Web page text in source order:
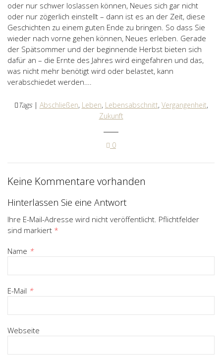
oder nur schwer loslassen können, Neues sich gar nicht
oder nur zögerlich einstellt – dann ist es an der Zeit, diese
Geschichten zu einem guten Ende zu bringen. So dass Sie
wieder nach vorne gehen können, Neues erleben. Gerade
der Spätsommer und der beginnende Herbst bieten sich
dafür an – die Ernte des Jahres wird eingefahren und das,
was nicht mehr benötigt wird oder belastet, kann
verabschiedet werden….
Tags| Abschließen, Leben, Lebensabschnitt, Vergangenheit,
Zukunft
0
Keine Kommentare vorhanden
Hinterlassen Sie eine Antwort
Ihre E-Mail-Adresse wird nicht veröffentlicht. Pflichtfelder
sind markiert *
Name *
E-Mail *
Webseite